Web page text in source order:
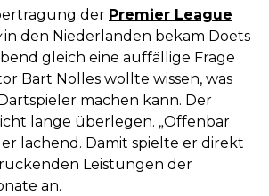
der Premier League
in den Niederlanden bekam Doets
gleich eine auffällige Frage
Bart Nolles wollte wissen, was
machen kann. Der
lange überlegen. „Offenbar
lachend. Damit spielte er direkt
Leistungen der
an.